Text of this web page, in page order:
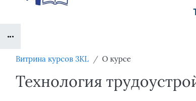
Блоки
Витрина курсов 3KL О курсе
Технология